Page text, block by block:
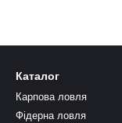
Каталог
Карпова ловля
Фідерна ловля